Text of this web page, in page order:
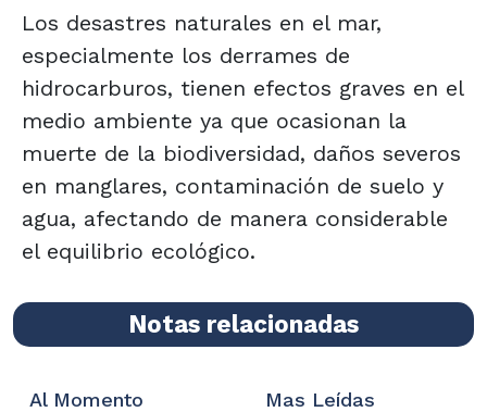
Los desastres naturales en el mar,
especialmente los derrames de
hidrocarburos, tienen efectos graves en el
medio ambiente ya que ocasionan la
muerte de la biodiversidad, daños severos
en manglares, contaminación de suelo y
agua, afectando de manera considerable
el equilibrio ecológico.
Notas relacionadas
Al Momento Mas Leídas